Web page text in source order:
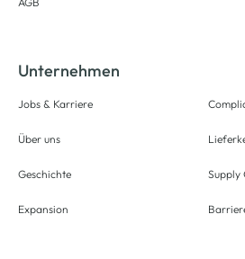
Unternehmen
Jobs & Karriere
Über uns
Geschichte
Expansion
Supply